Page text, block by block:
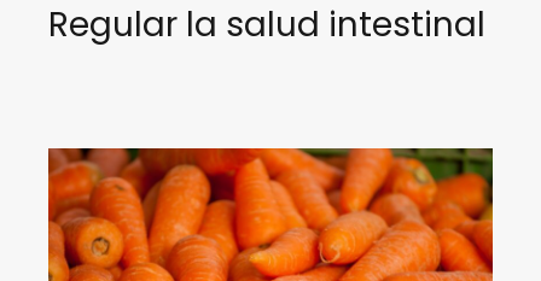
Regular la salud intestinal